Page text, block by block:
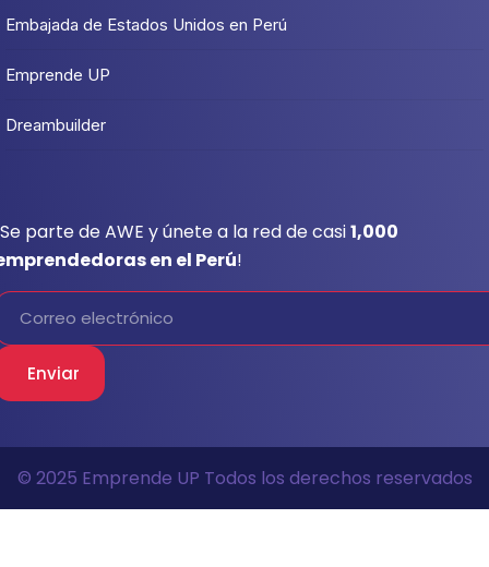
Embajada de Estados Unidos en Perú
Emprende UP
Dreambuilder
parte de AWE y únete a la red de casi1,000
en el Perú!
Enviar
© 2025 Emprende UP Todos los derechos reservados